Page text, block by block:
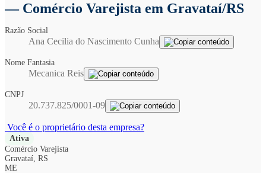
— Comércio Varejista em Gravataí/RS
Razão Social
Ana Cecilia do Nascimento Cunha
Nome Fantasia
Mecanica Reis
CNPJ
20.737.825/0001-09
Você é o proprietário desta empresa?
Ativa
Comércio Varejista
Gravataí, RS
ME